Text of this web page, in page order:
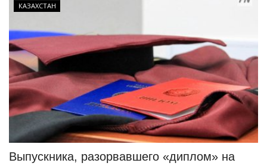
ПАВЛОДАРСКАЯ ОБЛАСТЬ
КАЗАХСТАН
МИР
СПЕЦПРОЕКТЫ
СПОРТ
КАЗАХСТАН
Выпускника, разорвавшего «диплом» на